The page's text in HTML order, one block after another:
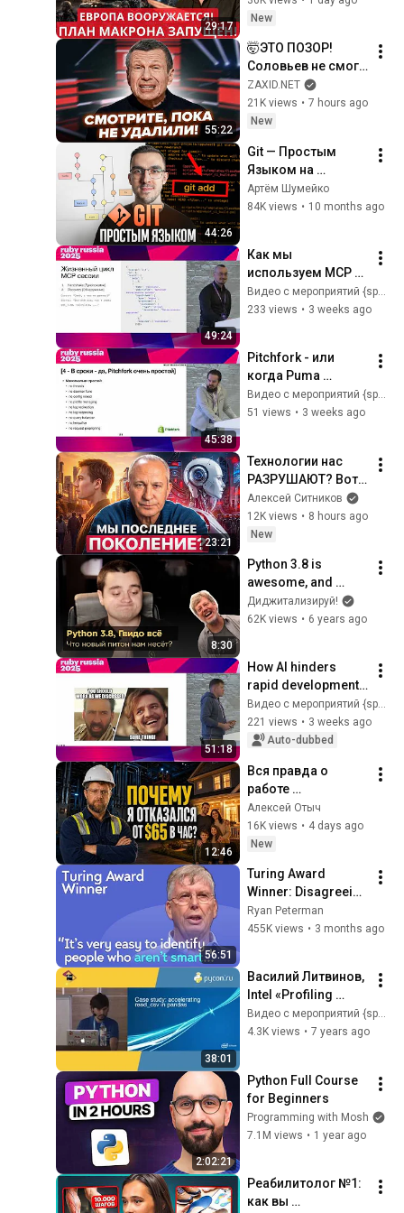
in Python, where it is
heading, and why it
matters»
Michael Foord, Python
core developer «Process
Engineering: A Golden Age
for Software Engineering»
Видео с мероприятий {speach!
29:17
желающих готовит
эпохе вооружений
New
55:22
🤯ЭТО ПОЗОР!
Соловьев не смог
СДЕРЖАТЬ
ЭМОЦИЙ. Вот, что
произошло в
после прилетов!
ZAXID.NET
21K views • 7 hours ago
New
44:26
Git — Простым
Языком на
Понятном Примере
Артём Шумейко
84K views • 10 months ago
49:24
Как мы
используем MCP в
разработке игр и
работе с API. Иван
Видео с мероприятий {speach!
233 views • 3 weeks ago
45:38
Pitchfork - или
когда Puma
говорит good bye
(вместе Memory
Р.Ибрагимов
Видео с мероприятий {speach!
51 views • 3 weeks ago
23:21
Технологии нас
РАЗРУШАЮТ? Вот
что творит ИИ с
мозгом!
Алексей Ситников
12K views • 8 hours ago
New
8:30
Python 3.8 is
awesome, and
Guido is no longer a
dictator.
Диджитализируй!
62K views • 6 years ago
51:18
How AI hinders
rapid development.
Artem Kuznetsov,
Hoodies
Видео с мероприятий {speach!
221 views • 3 weeks ago
Auto-dubbed
12:46
Вся правда о
работе
промышленного
электрика в
Америке
Алексей Отыч
16K views • 4 days ago
New
56:51
Turing Award
Winner: Disagreeing
with Google,
Postgres, Future
Ryan Peterman
455K views • 3 months ago
38:01
Василий Литвинов,
Intel «Profiling
Python and C for fun
and profit, or
Видео с мероприятий {speach!
4.3K views • 7 years ago
2:02:21
Python Full Course
for Beginners
Programming with Mosh
7.1M views • 1 year ago
Реабилитолог №1:
как вы